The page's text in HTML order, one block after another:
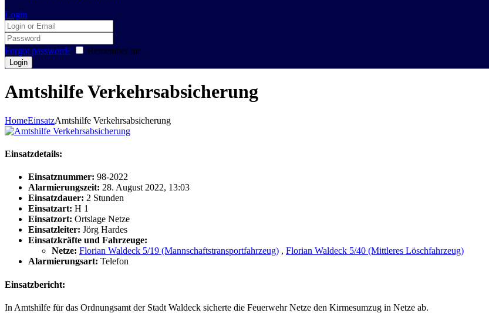
Login
Forgot password? Remember me
Amtshilfe Verkehrsabsicherung
HomeEinsatzAmtshilfe Verkehrsabsicherung
Einsatzdetails:
Einsatznummer: 98-2022
Alarmierungszeit: 28. August 2022, 13:03
Einsatzdauer: 2 Stunden
Einsatzart: H 1
Einsatzort: Ortslage Netze
Einsatzleiter: Jörg Hardes
Einsatzkräfte und Fahrzeuge:
Netze: Florian Waldeck 5/19 (Mannschaftstransportfahrzeug) , Florian Waldeck 5/40 (Mittleres Löschfahrzeug)
Alarmierungsart: Telefon
Einsatzbericht:
In Amtshilfe für das Ordnungsamt der Stadt Waldeck sicherte die Feuerwehr Netze den Kirmesumzug in Netze ab.